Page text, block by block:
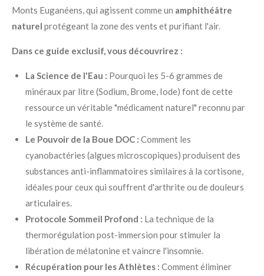
Monts Euganéens, qui agissent comme un amphithéâtre
naturel protégeant la zone des vents et purifiant l'air.
Dans ce guide exclusif, vous découvrirez :
La Science de l'Eau : Pourquoi les 5-6 grammes de
minéraux par litre (Sodium, Brome, Iode) font de cette
ressource un véritable "médicament naturel" reconnu par
le système de santé.
Le Pouvoir de la Boue DOC : Comment les
cyanobactéries (algues microscopiques) produisent des
substances anti-inflammatoires similaires à la cortisone,
idéales pour ceux qui souffrent d'arthrite ou de douleurs
articulaires.
Protocole Sommeil Profond : La technique de la
thermorégulation post-immersion pour stimuler la
libération de mélatonine et vaincre l'insomnie.
Récupération pour les Athlètes : Comment éliminer